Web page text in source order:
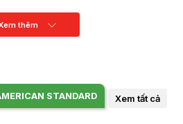
thêm
STANDARD Xem tất cả